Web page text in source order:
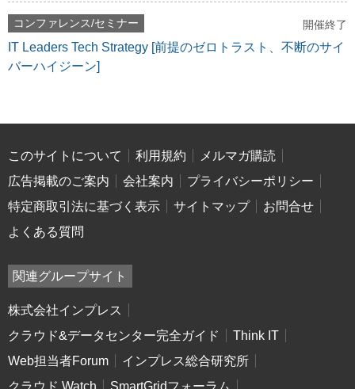
コンファレンス/セミナー 開催終了
IT Leaders Tech Strategy [前提のゼロトラスト、不断のサイ
バーハイジーン]
このサイトについて 利用規約
メルマガ購読
広告掲載のご案内
会社案内
プライバシーポリシー
特定商取引法に基づく表示
サイトマップ
お問合せ
よくある質問
関連グループサイト
株式会社インプレス
クラウド&データセンター完全ガイド
Think IT
Web担当者Forum
インプレス総合研究所
クラウド Watch
SmartGridフォーラム